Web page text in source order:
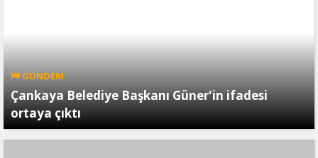
GÜNDEM
Çankaya Belediye Başkanı Güner'in ifadesi
ortaya çıktı